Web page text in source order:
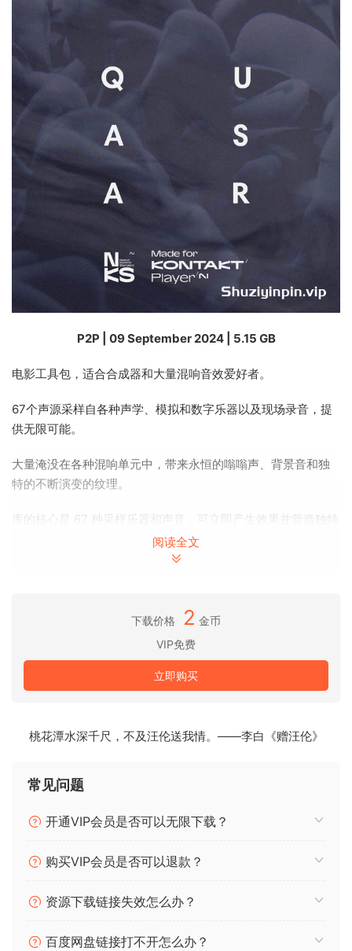
P2P | 09 September 2024 | 5.15 GB
电影工具包，适合合成器和大量混响音效爱好者。
67个声源采样自各种声学、模拟和数字乐器以及现场录音，提
供无限可能。
大量淹没在各种混响单元中，带来永恒的嗡嗡声、背景音和独
特的不断演变的纹理。
库的核心是 67 种采样乐器和声音，可立即产生效果并营造独特
的氛围。从经典的模拟合成器音色或声学乐器到日常物品最意
想不到的声音，它的多功能性将在许多情况下为您服务，使其
使用多模式滤波器和 LFO、包络、驱动、调制、延迟和混响，
找到声音后，只需弹奏一个音符或和弦，让乐器发挥它的魔
尽管种类繁多，但所有录音都有一个共同点：
乐器的音色。这就是这个库的美妙之处：它不在于你弹奏了多
建，并开发出自己独特的音景。
长而动态的样本
态层让你可以访问不同的样本集，以获得声音的新特征，如添
现力。长补丁是在调整参数或改变演奏方法时录制的。这会带
阅读全文
下载价格 2 金币
VIP免费
立即购买
桃花潭水深千尺，不及汪伦送我情。——李白《赠汪伦》
常见问题
开通VIP会员是否可以无限下载？
购买VIP会员是否可以退款？
资源下载链接失效怎么办？
百度网盘链接打不开怎么办？